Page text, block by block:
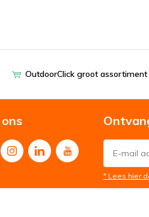
OutdoorClick groot assortiment
* Lees hier